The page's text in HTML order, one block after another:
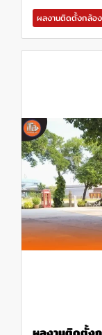
ผลงานติดตั้งกล้อ